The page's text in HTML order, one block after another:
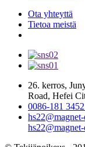
Ota yhteyttä
Tietoa meistä
26. kerros,
Road, Hefei
0086-181